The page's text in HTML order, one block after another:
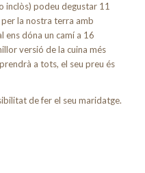
inclòs) podeu degustar 11
la nostra terra amb
ens dóna un camí a 16
versió de la cuina més
a tots, el seu preu és
de fer el seu maridatge.